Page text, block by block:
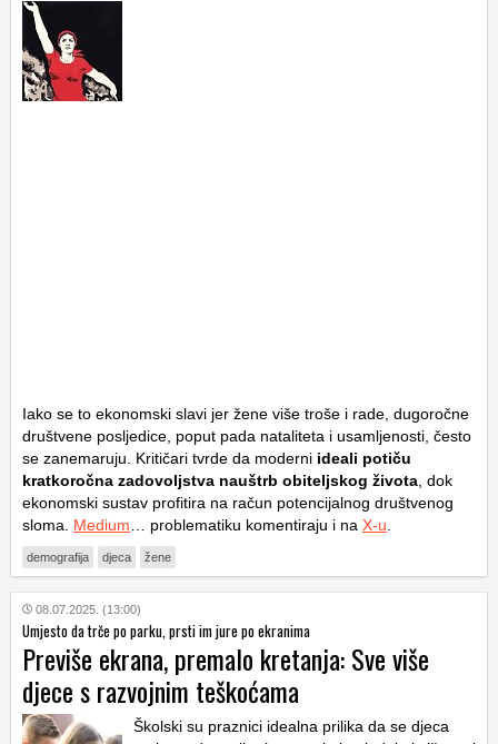
Iako se to ekonomski slavi jer žene više troše i rade, dugoročne
društvene posljedice, poput pada nataliteta i usamljenosti, često
se zanemaruju. Kritičari tvrde da moderni ideali potiču
kratkoročna zadovoljstva nauštrb obiteljskog života , dok
ekonomski sustav profitira na račun potencijalnog društvenog
sloma. Medium … problematiku komentiraju i na X-u
demografija djeca žene
08.07.2025. (13:00)
Umjesto da trče po parku, prsti im jure po ekranima
Previše ekrana, premalo kretanja: Sve više
djece s razvojnim teškoćama
Školski su praznici idealna prilika da se djeca